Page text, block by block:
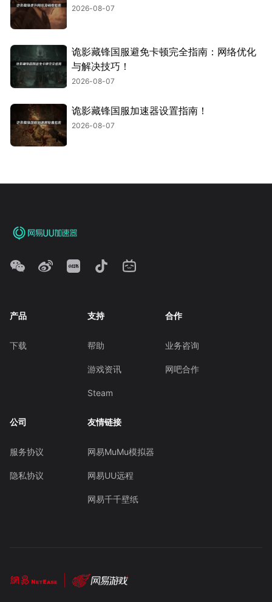
2026-08-07
诡影藏锋国服避免卡顿完全指南：网络优化
与解决技巧！
2026-08-07
诡影藏锋国服加速器设置指南！
2026-08-07
产品
下载
支持
帮助
游戏资讯
Steam
合作
业务咨询
网吧合作
公司
服务协议
隐私协议
友情链接
网易MuMu模拟器
网易UU远程
网易千千壁纸